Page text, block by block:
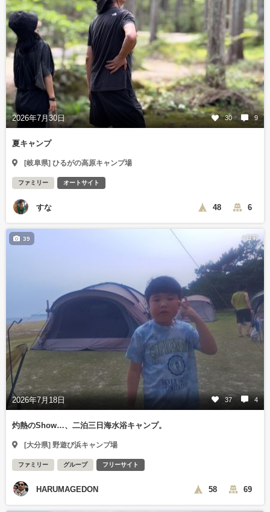
2026年7月30日 30 9
夏キャンプ
[岐阜県] ひるがの高原キャンプ場
ファミリー オートサイト
すな 48 6
6日前
2026年7月18日 37 4
39
灼熱のShow…、二泊三日海水浴キャンプ。
[大分県] 野遊び浜キャンプ場
ファミリー グループ フリーサイト
HARUMAGEDON 58 69